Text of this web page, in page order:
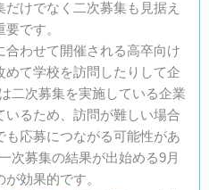
けでなく二次募集も見据え
です。
わせて開催される高卒向け
て学校を訪問したりして企
二次募集を実施している企業
るため、訪問が難しい場合
応募につながる可能性があ
次募集の結果が出始める9月
効果的です。